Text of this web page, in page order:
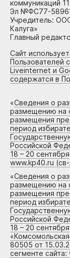
коммуникаций
Эл №ФС77-
Учредитель:
Калуга»
Главный
Сайт
Пользователей
Liveinternet и
содержатся в
«Сведения о
размещению на
размещения
период
Российской
18 – 20
www.kp40.ru
«Сведения о
размещению на
размещения
период
Российской
18 – 20
80505 от
сегменте сайта: